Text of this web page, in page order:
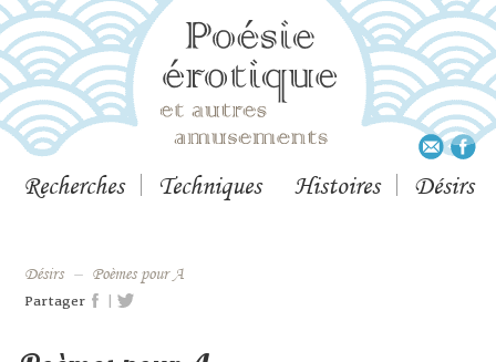
Recherches Techniques Histoires Désirs
désirs – Poèmes pour A
Partager |